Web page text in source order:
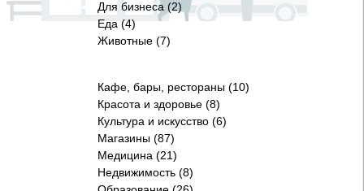
Для бизнеса (2)
Еда (4)
Животные (7)
Кафе, бары, рестораны (10)
Красота и здоровье (8)
Культура и искусство (6)
Магазины (87)
Медицина (21)
Недвижимость (8)